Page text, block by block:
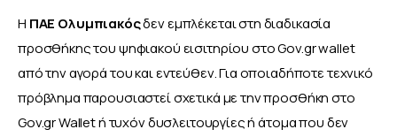
Η ΠΑΕ Ολυμπιακός δεν εμπλέκεται στη διαδικασία
προσθήκης του ψηφιακού εισιτηρίου στο Gov.gr wallet
από την αγορά του και εντεύθεν. Για οποιαδήποτε τεχνικό
πρόβλημα παρουσιαστεί σχετικά με την προσθήκη στο
Gov.gr Wallet ή τυχόν δυσλειτουργίες ή άτομα που δεν